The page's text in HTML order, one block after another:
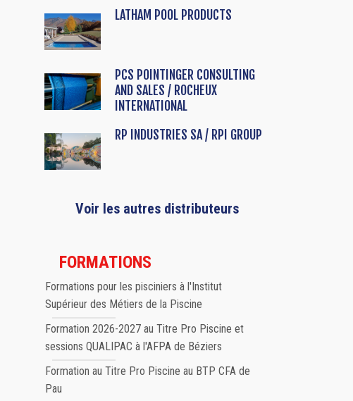
LATHAM POOL PRODUCTS
PCS POINTINGER CONSULTING
AND SALES / ROCHEUX
INTERNATIONAL
RP INDUSTRIES SA / RPI GROUP
Voir les autres distributeurs
FORMATIONS
Formations pour les pisciniers à l'Institut
Supérieur des Métiers de la Piscine
Formation 2026-2027 au Titre Pro Piscine et
sessions QUALIPAC à l'AFPA de Béziers
Formation au Titre Pro Piscine au BTP CFA de
Pau